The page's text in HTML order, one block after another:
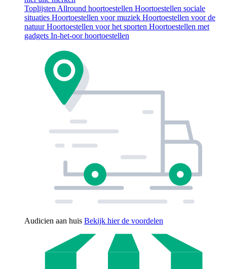
Toplijsten Allround hoortoestellen Hoortoestellen sociale
situaties Hoortoestellen voor muziek Hoortoestellen voor de
natuurHoortoestellen voor het sporten Hoortoestellen met
gadgets In-het-oor hoortoestellen
Audicien aan huis Bekijk hier de voordelen